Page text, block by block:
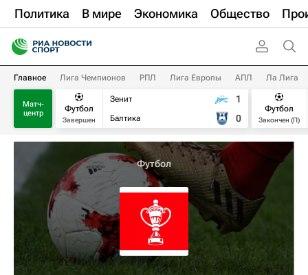
Политика В мире Экономика Общество
Главное Лига Чемпионов РПЛ Лига Европы АПЛ Ла Лига
Матч-
центр
Футбол
Завершен
Зенит
Балтика
1
0
Футбол
Закончен (П)
Футбол